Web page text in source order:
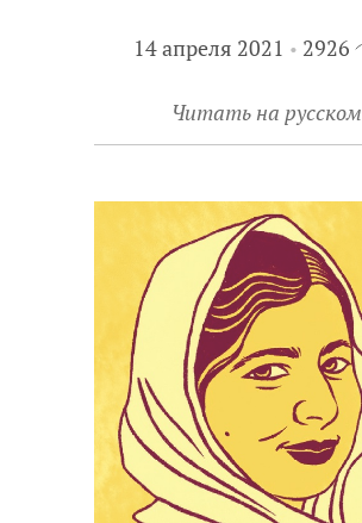
14 апреля 2021 2926
Читать на русском